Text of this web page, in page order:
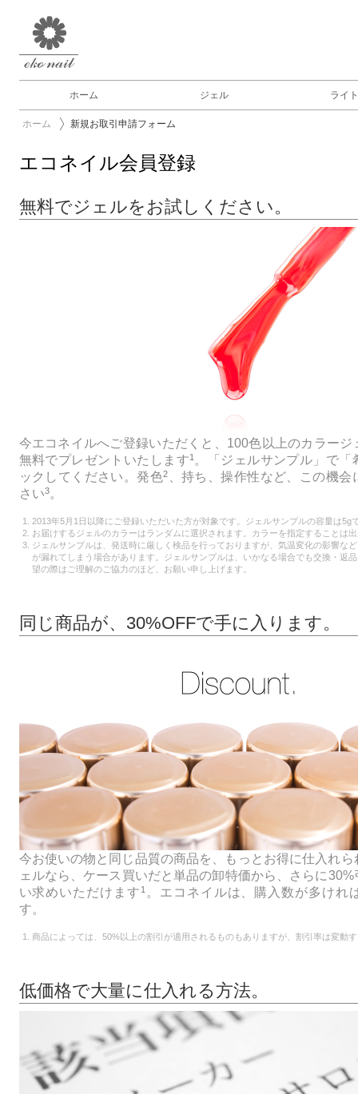
ホーム ジェル ライト
ホーム 新規お取引申請フォーム
エコネイル会員登録
無料でジェルをお試しください。
今エコネイルへご登録いただくと、100色以上のカラージ
無料でプレゼントいたします1 。「ジェルサンプル」で「
ックしてください。発色2
、持ち、操作性など、この機
さい3。
2013年5月1日以降にご登録いただいた方が対象です。ジェルサンプルの容量は5g
お届けするジェルのカラーはランダムに選択されます。カラーを指定することは
ジェルサンプルは、発送時に厳しく検品を行っておりますが、気温変化の影響な
が漏れてしまう場合があります。ジェルサンプルは、いかなる場合でも交換・返
望の際はご理解のご協力のほど、お願い申し上げます。
同じ商品が、30%OFFで手に入ります。
今お使いの物と同じ品質の商品を、もっとお得に仕入れ
ェルなら、ケース買いだと単品の卸特価から、さらに
い求めいただけます 1 。エコネイルは、購入数が多けれ
す。
商品によっては、50%以上の割引が適用されるものもありますが、割引率は変動
低価格で大量に仕入れる方法。